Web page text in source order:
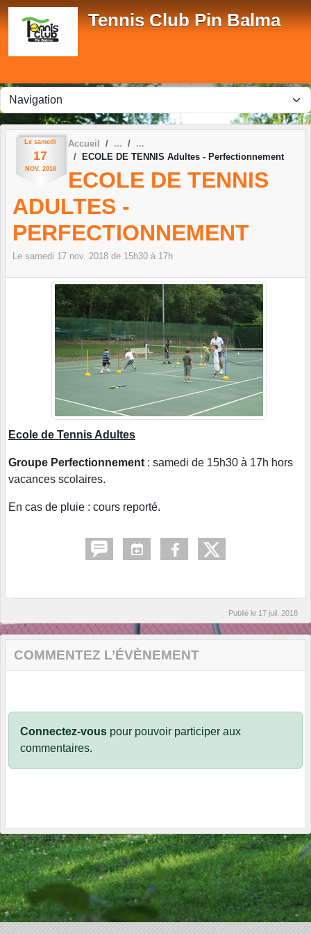
Tennis Club Pin Balma
Le samedi
17
NOV. 2018
Accueil
ECOLE DE TENNIS Adultes - Perfectionnement
ECOLE DE TENNIS
ADULTES -
PERFECTIONNEMENT
Le samedi 17 nov. 2018 de 15h30 à 17h
Ecole de Tennis Adultes
Groupe Perfectionnement : samedi de 15h30 à 17h hors
vacances scolaires.
En cas de pluie : cours reporté.
Publié le 17 juil. 2018
COMMENTEZ L’ÉVÈNEMENT
Connectez-vous pour pouvoir participer aux
commentaires.
Panneau de gestion des cookies